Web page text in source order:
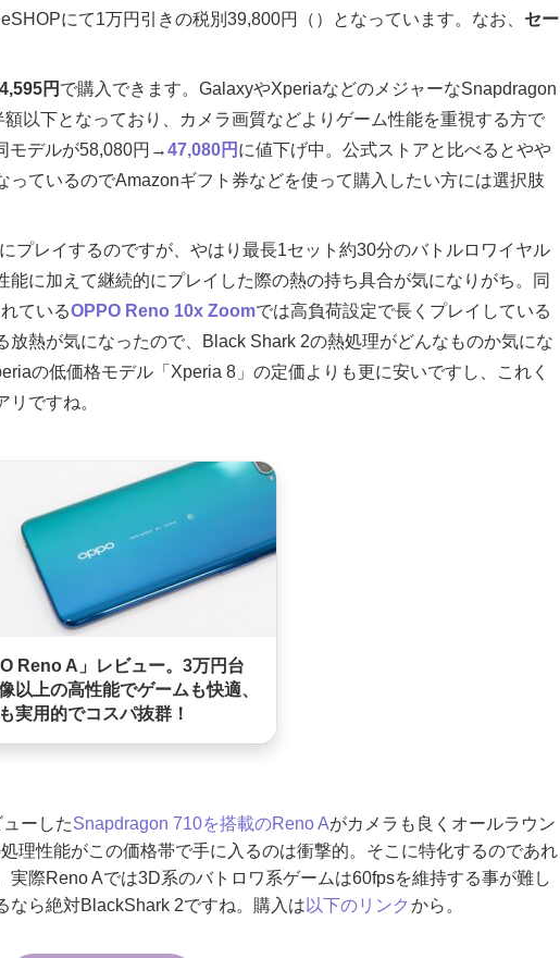
にて1万円引きの税別39,800円（）となっています。なお、 セー
円 で購入できます。GalaxyやXperiaなどのメジャーなSnapdragon
以下となっており、カメラ画質などよりゲーム性能を重視する方で
モデルが58,080円→47,080円 に値下げ中。公式ストアと比べるとやや
ているのでAmazonギフト券などを使って購入したい方には選択肢
プレイするのですが、やはり最長1セット約30分のバトルロワイヤル
に加えて継続的にプレイした際の熱の持ち具合が気になりがち。同
ているOPPO Reno 10x Zoomでは高負荷設定で長くプレイしている
放熱が気になったので、Black Shark 2の熱処理がどんなものか気にな
の低価格モデル「Xperia 8」の定価よりも更に安いですし、これく
ですね。
Reno A」レビュー。3万円台
以上の高性能でゲームも快適、
実用的でコスパ抜群！
ーしたSnapdragon 710を搭載のReno Aがカメラも良くオールラウン
理性能がこの価格帯で手に入るのは衝撃的。そこに特化するのであれ
際Reno Aでは3D系のバトロワ系ゲームは60fpsを維持する事が難し
なら絶対BlackShark 2ですね。購入は 以下のリンク から。